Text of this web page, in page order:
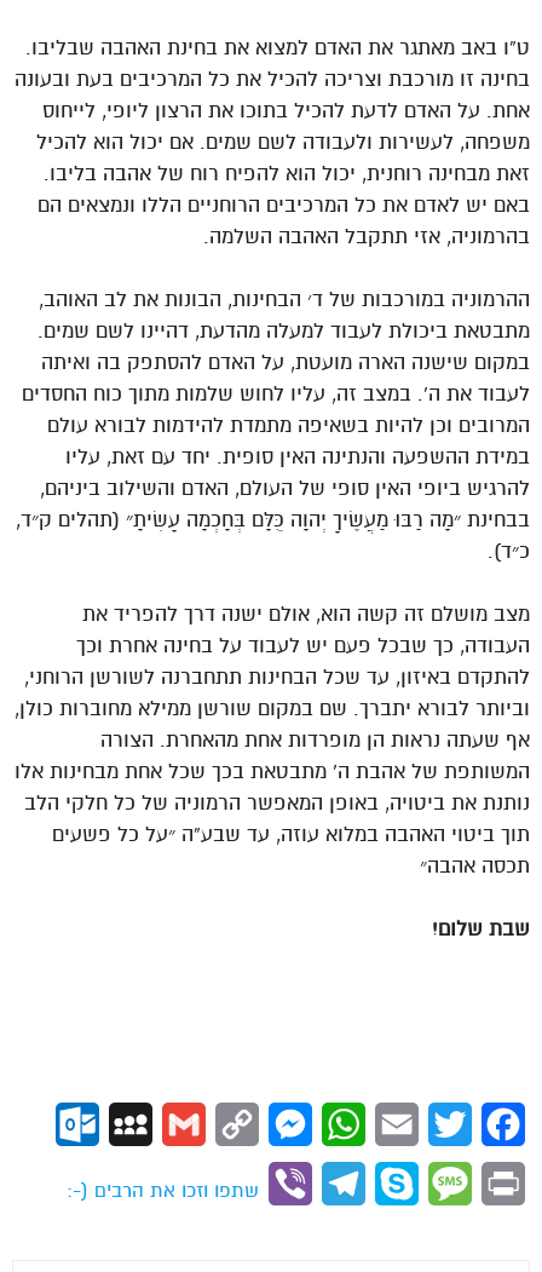
ט”ו באב מאתגר את האדם למצוא את בחינת האהבה שבליבו.
בחינה זו מורכבת וצריכה להכיל את כל המרכיבים בעת ובעונה
אחת. על האדם לדעת להכיל בתוכו את הרצון ליופי, לייחוס
משפחה, לעשירות ולעבודה לשם שמים. אם יכול הוא להכיל
זאת מבחינה רוחנית, יכול הוא להפיח רוח של אהבה בליבו.
באם יש לאדם את כל המרכיבים הרוחניים הללו ונמצאים הם
בהרמוניה, אזי תתקבל האהבה השלמה.
ההרמוניה במורכבות של ד׳ הבחינות, הבונות את לב האוהב,
מתבטאת ביכולת לעבוד למעלה מהדעת, דהיינו לשם שמים.
במקום שישנה הארה מועטת, על האדם להסתפק בה ואיתה
לעבוד את ה’. במצב זה, עליו לחוש שלמות מתוך כוח החסדים
המרובים וכן להיות בשאיפה מתמדת להידמות לבורא עולם
במידת ההשפעה והנתינה האין סופית. יחד עם זאת, עליו
להרגיש ביופי האין סופי של העולם, האדם והשילוב ביניהם,
בבחינת ״מָה רַבּוּ מַעֲשֶׂיךָ יְהוָה כֻּלָּם בְּחָכְמָה עָשִׂיתָ״ (תהלים ק״ד,
כ״ד).
מצב מושלם זה קשה הוא, אולם ישנה דרך להפריד את
העבודה, כך שבכל פעם יש לעבוד על בחינה אחרת וכך
להתקדם באיזון, עד שכל הבחינות תתחברנה לשורשן הרוחני,
וביותר לבורא יתברך. שם במקום שורשן ממילא מחוברות כולן,
אף שעתה נראות הן מופרדות אחת מהאחרת. הצורה
המשותפת של אהבת ה’ מתבטאת בכך שכל אחת מבחינות אלו
נותנת את ביטויה, באופן המאפשר הרמוניה של כל חלקי הלב
תוך ביטוי האהבה במלוא עוזה, עד שבע”ה ״על כל פשעים
תכסה אהבה״
שבת שלום!
Facebook
Twitter
Email
WhatsApp
Messenger
Copy
Gmail
MySpace
Print
Message
Skype
Telegram
Viber
שתפו וזכו את הרבים (-: